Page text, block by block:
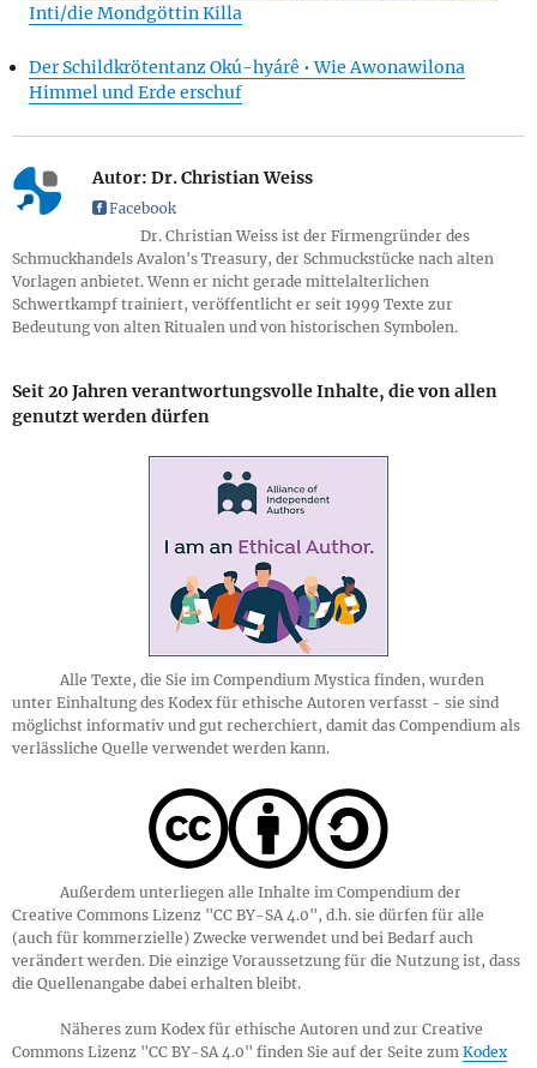
Inti/die Mondgöttin Killa
Der Schildkrötentanz Okú-hyárê • Wie Awonawilona
Himmel und Erde erschuf
Autor: Dr. Christian Weiss
Dr. Christian Weiss ist der Firmengründer des
Schmuckhandels Avalon's Treasury, der Schmuckstücke nach alten
Vorlagen anbietet. Wenn er nicht gerade mittelalterlichen
Schwertkampf trainiert, veröffentlicht er seit 1999 Texte zur
Bedeutung von alten Ritualen und von historischen Symbolen.
Seit 20 Jahren verantwortungsvolle Inhalte, die von allen
genutzt werden dürfen
Alle Texte, die Sie im Compendium Mystica finden, wurden
unter Einhaltung des Kodex für ethische Autoren verfasst - sie sind
möglichst informativ und gut recherchiert, damit das Compendium als
verlässliche Quelle verwendet werden kann.
Außerdem unterliegen alle Inhalte im Compendium der
Creative Commons Lizenz "CC BY-SA 4.0", d.h. sie dürfen für alle
(auch für kommerzielle) Zwecke verwendet und bei Bedarf auch
verändert werden. Die einzige Voraussetzung für die Nutzung ist, dass
die Quellenangabe dabei erhalten bleibt.
Näheres zum Kodex für ethische Autoren und zur Creative
Commons Lizenz "CC BY-SA 4.0" finden Sie auf der Seite zum Kodex